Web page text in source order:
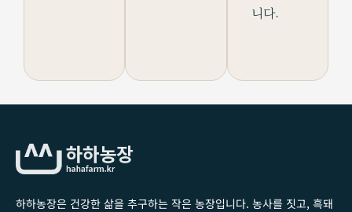
니다.
하하농장은 건강한 삶을 추구하는 작은 농장입니다. 농사를 짓고, 흑돼